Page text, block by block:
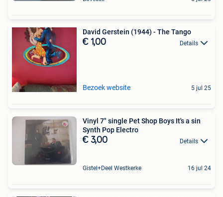
David Gerstein (1944) - The Tango
€ 1,00 Details
Bezoek website 5 jul 25
Vinyl 7" single Pet Shop Boys It's a sin
Synth Pop Electro
€ 3,00 Details
Gistel+Deel Westkerke 16 jul 24